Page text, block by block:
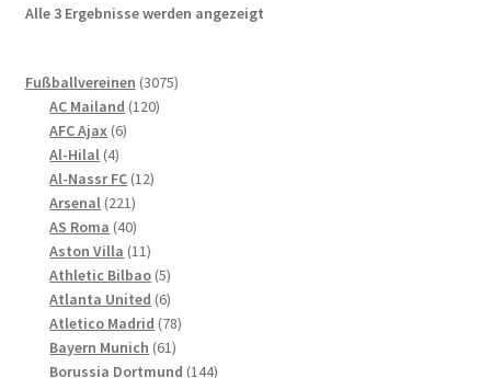
Alle 3 Ergebnisse werden angezeigtNach
Fußballvereinen 30753075
AC Mailand 120120
AFC Ajax 66
Al-Hilal 44
Produkte
Al-Nassr FC 1212
Arsenal 221221
Produkte
AS Roma 4040
Produkte
Aston Villa 1111
Produkte
Athletic Bilbao 55
Produkte
Atlanta United 66
Produkte
Atletico Madrid 7878
Bayern Munich 6161
Produkte
Borussia Dortmund 144144